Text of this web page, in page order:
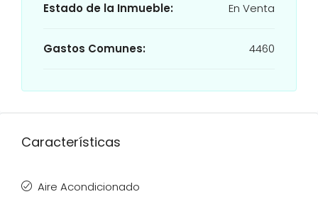
Estado de la Inmueble: En Venta
Gastos Comunes: 4460
Características
Aire Acondicionado